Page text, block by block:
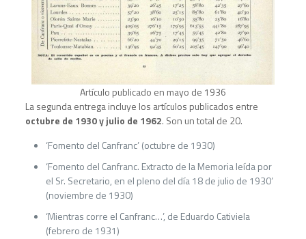
Artículo publicado en mayo de 1936
La segunda entrega incluye los artículos publicados entre
octubre de 1930 y julio de 1962. Son un total de 20.
‘Fomento del Canfranc’ (octubre de 1930)
‘Fomento del Canfranc. Extracto de la Memoria leída por
el Sr. Secretario, en el pleno del día 18 de julio de 1930’
(noviembre de 1930)
‘Mientras corre el Canfranc…’, de Eduardo Cativiela
(febrero de 1931)